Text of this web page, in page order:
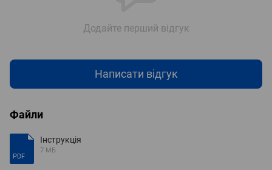
Додайте перший відгук
Написати відгук
Файли
PDF
Інструкція
7 МБ